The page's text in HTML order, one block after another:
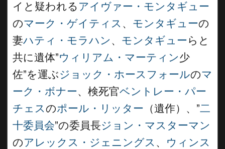
イと疑われる アイヴァー・モンタギュー
のマーク・ゲイティス 、 モンタギューの
妻ハティ・モラハン 、 モンタギューらと
共に遺体”ウィリアム・マーティン少
佐”を運ぶジョック・ホースフォールのマ
ーク・ボナー、検死官ベントレー・パー
チェスのポール・リッター （遺作）、”二
十委員会”の委員長ジョン・マスターマン
のアレックス・ジェニングス 、 ウィンス